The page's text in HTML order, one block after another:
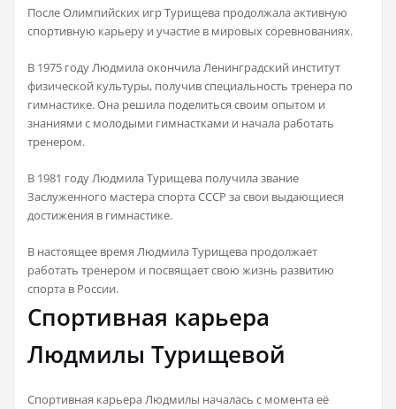
После Олимпийских игр Турищева продолжала активную
спортивную карьеру и участие в мировых соревнованиях.
В 1975 году Людмила окончила Ленинградский институт
физической культуры, получив специальность тренера по
гимнастике. Она решила поделиться своим опытом и
знаниями с молодыми гимнастками и начала работать
тренером.
В 1981 году Людмила Турищева получила звание
Заслуженного мастера спорта СССР за свои выдающиеся
достижения в гимнастике.
В настоящее время Людмила Турищева продолжает
работать тренером и посвящает свою жизнь развитию
спорта в России.
Спортивная карьера
Людмилы Турищевой
Спортивная карьера Людмилы началась с момента её